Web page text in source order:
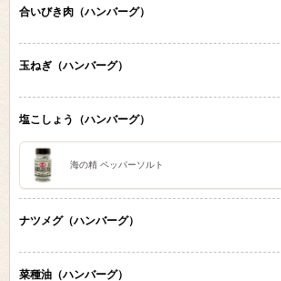
合いびき肉（ハンバーグ）
玉ねぎ（ハンバーグ）
塩こしょう（ハンバーグ）
海の精 ペッパーソルト
ナツメグ（ハンバーグ）
菜種油（ハンバーグ）